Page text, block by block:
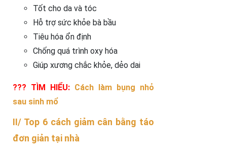
Tốt cho da và tóc
Hỗ trợ sức khỏe bà bầu
Tiêu hóa ổn định
Chống quá trình oxy hóa
Giúp xương chắc khỏe, dẻo dai
??? TÌM HIỂU: Cách làm bụng nhỏ
sau sinh mổ
II/ Top 6 cách giảm cân bằng táo
đơn giản tại nhà